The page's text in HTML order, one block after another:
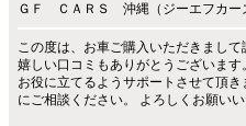
ＧＦ ＣＡＲＳ 沖縄（ジーエフカー
この度は、お車ご購入いただきまし
嬉しい口コミもありがとうございま
お役に立てるようサポートさせて頂
にご相談ください。 よろしくお願いい